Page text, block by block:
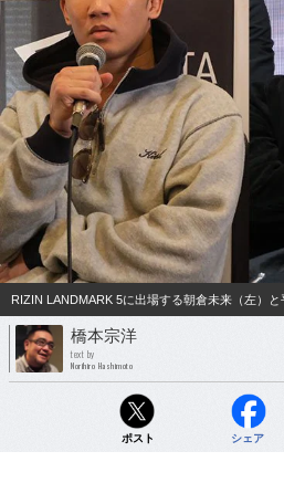
RIZIN LANDMARK 5に出場する朝倉未来（左）と
橋本宗洋
text by
Norihiro Hashimoto
ポスト シェア